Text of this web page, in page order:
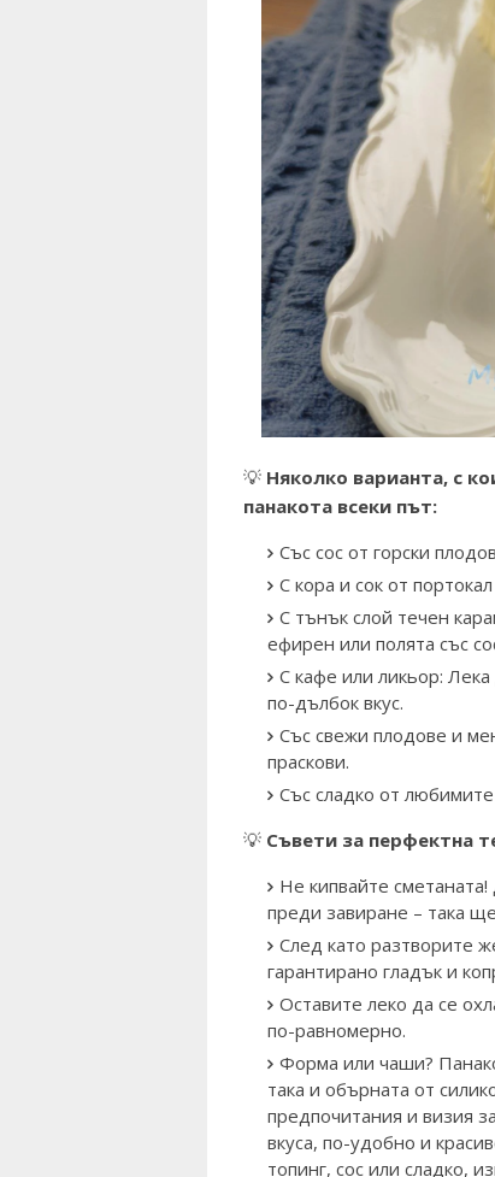
💡 Няколко варианта, с
панакота всеки път:
Със сос от горски
С кора и сок от
С тънък слой течен
ефирен или полята със
С кафе или ликьор:
по-дълбок вкус.
Със свежи плодове и
праскови.
Със сладко от
💡 Съвети за перфектна
Не кипвайте
преди завиране – така
След като разтворите
гарантирано гладък и
Оставите леко да се
по-равномерно.
Форма или чаши?
така и обърната от
предпочитания и визия
вкуса, по-удобно и
топинг, сос или сладко,